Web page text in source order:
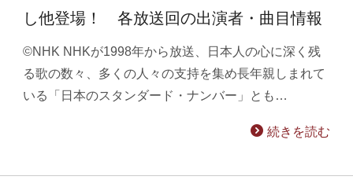
し他登場！ 各放送回の出演者・曲目情報
©NHK NHKが1998年から放送、日本人の心に深く残
る歌の数々、多くの人々の支持を集め長年親しまれて
いる「日本のスタンダード・ナンバー」とも…
続きを読む